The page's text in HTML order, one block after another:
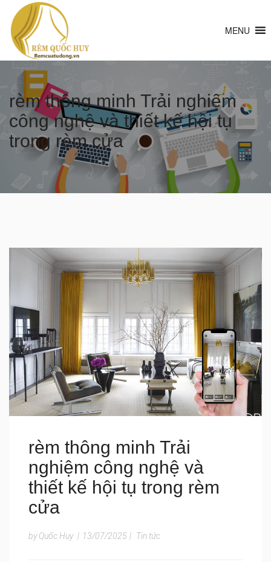
MENU
rèm thông minh Trải nghiệm
công nghệ và thiết kế hội tụ
trong rèm cửa
rèm thông minh Trải
nghiệm công nghệ và
thiết kế hội tụ trong rèm
cửa
by Quốc Huy | 13/07/2025 | Tin tức